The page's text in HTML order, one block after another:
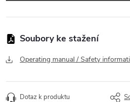
Operating manual / Safety
Dotaz k produktu